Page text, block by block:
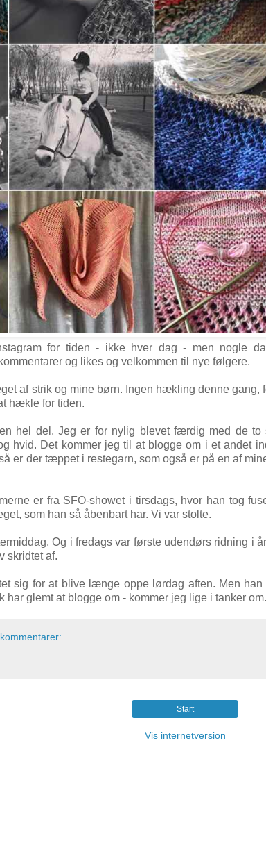
for tiden - ikke hver dag - men nogle
og likes og velkommen til nye følgere.
af strik og mine børn. Ingen hækling denne
hækle for tiden.
hel del. Jeg er for nylig blevet færdig med de
hvid. Det kommer jeg til at blogge om i et andet
er der tæppet i restegarn, som også er på en af
er fra SFO-showet i tirsdags, hvor han tog
som han så åbenbart har. Vi var stolte.
Og i fredags var første udendørs ridning i
skridtet af.
sig for at blive længe oppe lørdag aften. Men
glemt at blogge om - kommer jeg lige i tanker om.
Start
Vis internetversion